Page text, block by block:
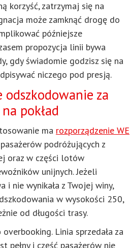
korzyść, zatrzymaj się na
może zamknąć drogę do
późniejsze
propozycja linii bywa
gdy świadomie godzisz się na
niczego pod presją.
odszkodowanie za
pokład
ma rozporządzenie WE
podróżujących z
oraz w części lotów
unijnych. Jeżeli
i nie wynikała z Twojej winy,
w wysokości 250,
od długości trasy.
Linia sprzedała za
pełny i część pasażerów nie